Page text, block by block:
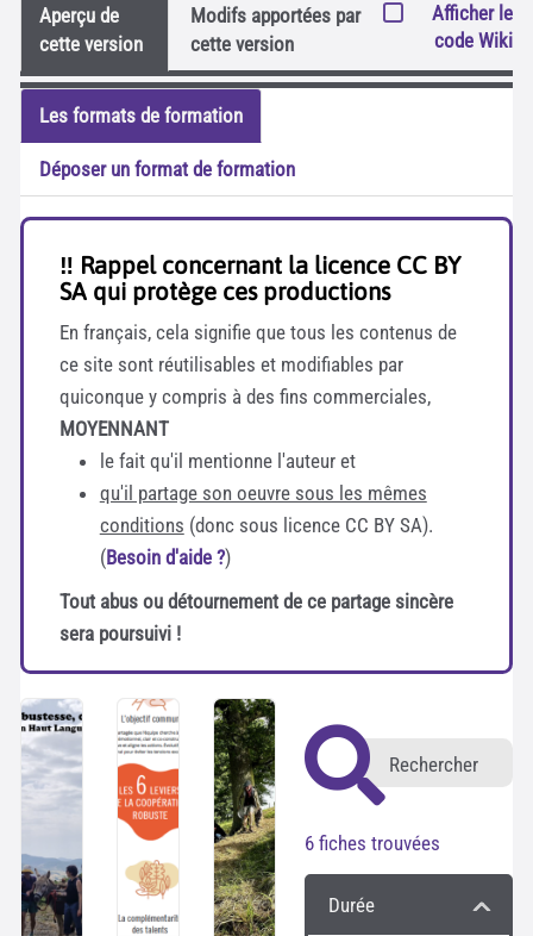
Aperçu de
cette version
Modifs apportées par
cette version
Afficher le
code Wiki